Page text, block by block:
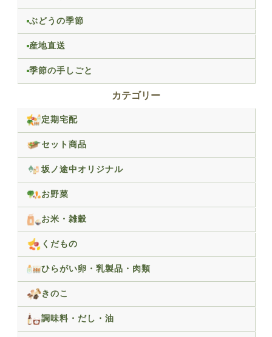
ぶどうの季節
産地直送
季節の手しごと
カテゴリー
定期宅配
セット商品
坂ノ途中オリジナル
お野菜
お米・雑穀
くだもの
ひらがい卵・乳製品・肉類
きのこ
調味料・だし・油